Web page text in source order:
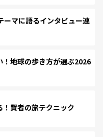
ーマに語るインタビュー連
地球の歩き方が選ぶ2026
賢者の旅テクニック